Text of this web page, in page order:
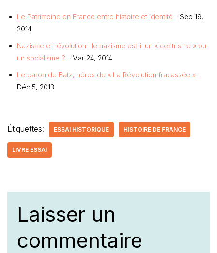
Le Patrimoine en France entre histoire et identité - Sep 19,
2014
Nazisme et révolution : le nazisme est-il un « centrisme » ou
un socialisme ? - Mar 24, 2014
Le baron de Batz, héros de « La Révolution fracassée » -
Déc 5, 2013
Étiquettes: ESSAI HISTORIQUE HISTOIRE DE FRANCE
LIVRE ESSAI
Laisser un
commentaire